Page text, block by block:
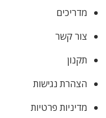
מדריכים
צור קשר
תקנון
הצהרת נגישות
מדיניות פרטיות